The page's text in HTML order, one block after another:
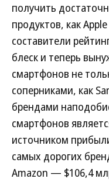
получить
продуктов, как
составители
блеск и теперь
смартфонов не
соперниками, как
брендами
смартфонов
источником
самых дорогих
Amazon — $106,4